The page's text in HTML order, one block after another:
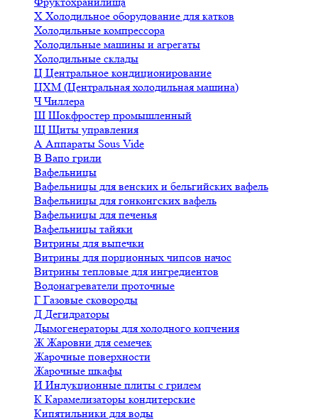
Х Холодильное оборудование для катков
Холодильные компрессора
Холодильные машины и агрегаты
Холодильные склады
Ц Центральное кондиционирование
ЦХМ (Центральная холодильная машина)
ЧЧиллера
Ш Шокфростер промышленный
Щ Щиты управления
А Аппараты Sous Vide
В Вапо грили
Вафельницы
Вафельницы для венских и бельгийских вафель
Вафельницы для гонконгских вафель
Вафельницы для печенья
Вафельницы тайяки
Витрины для выпечки
Витрины для порционных чипсов начос
Витрины тепловые для ингредиентов
Водонагреватели проточные
Г Газовые сковороды
Д Дегидраторы
Дымогенераторы для холодного копчения
ЖЖаровни для семечек
Жарочные поверхности
Жарочные шкафы
И Индукционные плиты с грилем
К Карамелизаторы кондитерские
Кипятильники для воды